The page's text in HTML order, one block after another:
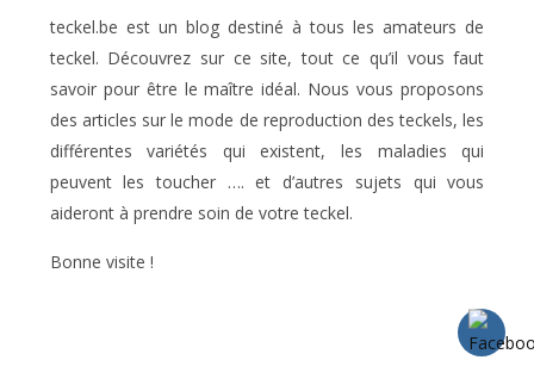
teckel.be est un blog destiné à tous les amateurs de
teckel. Découvrez sur ce site, tout ce qu’il vous faut
savoir pour être le maître idéal. Nous vous proposons
des articles sur le mode de reproduction des teckels, les
différentes variétés qui existent, les maladies qui
peuvent les toucher …. et d’autres sujets qui vous
aideront à prendre soin de votre teckel.
Bonne visite !